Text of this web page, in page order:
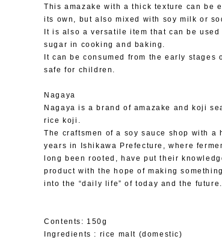
This amazake with a thick texture can be
its own, but also mixed with soy milk or
It is also a versatile item that can be
sugar in cooking and baking.
It can be consumed from the early stages
safe for children.
Nagaya
Nagaya is a brand of amazake and koji
rice koji.
The craftsmen of a soy sauce shop with a
years in Ishikawa Prefecture, where
long been rooted, have put their
product with the hope of making
into the “daily life” of today and the future.
Contents: 150g
Ingredients : rice malt (domestic)